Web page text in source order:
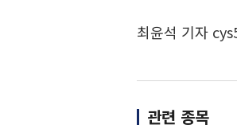
최윤석 기자
관련 종목